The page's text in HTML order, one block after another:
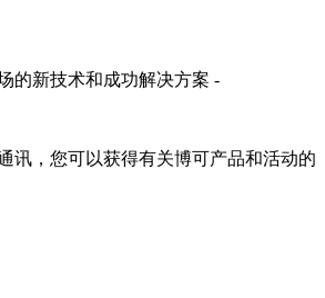
的新技术和成功解决方案 -
讯，您可以获得有关博可产品和活动的